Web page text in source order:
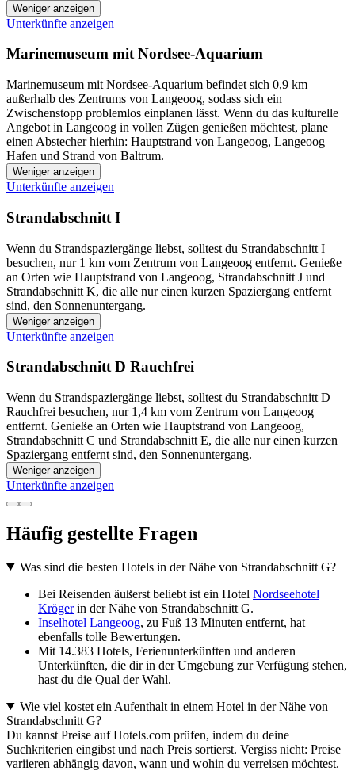
Weniger anzeigen
Unterkünfte anzeigen
Marinemuseum mit Nordsee-Aquarium
Marinemuseum mit Nordsee-Aquarium befindet sich 0,9 km
außerhalb des Zentrums von Langeoog, sodass sich ein
Zwischenstopp problemlos einplanen lässt. Wenn du das kulturelle
Angebot in Langeoog in vollen Zügen genießen möchtest, plane
einen Abstecher hierhin: Hauptstrand von Langeoog, Langeoog
Hafen und Strand von Baltrum.
Weniger anzeigen
Unterkünfte anzeigen
Strandabschnitt I
Wenn du Strandspaziergänge liebst, solltest du Strandabschnitt I
besuchen, nur 1 km vom Zentrum von Langeoog entfernt. Genieße
an Orten wie Hauptstrand von Langeoog, Strandabschnitt J und
Strandabschnitt K, die alle nur einen kurzen Spaziergang entfernt
sind, den Sonnenuntergang.
Weniger anzeigen
Unterkünfte anzeigen
Strandabschnitt D Rauchfrei
Wenn du Strandspaziergänge liebst, solltest du Strandabschnitt D
Rauchfrei besuchen, nur 1,4 km vom Zentrum von Langeoog
entfernt. Genieße an Orten wie Hauptstrand von Langeoog,
Strandabschnitt C und Strandabschnitt E, die alle nur einen kurzen
Spaziergang entfernt sind, den Sonnenuntergang.
Weniger anzeigen
Unterkünfte anzeigen
Häufig gestellte Fragen
Was sind die besten Hotels in der Nähe von Strandabschnitt G?
Bei Reisenden äußerst beliebt ist ein Hotel Nordseehotel
Krögerin der Nähe von Strandabschnitt G.
Inselhotel Langeoog, zu Fuß 13 Minuten entfernt, hat
ebenfalls tolle Bewertungen.
Mit 14.383 Hotels, Ferienunterkünften und anderen
Unterkünften, die dir in der Umgebung zur Verfügung stehen,
hast du die Qual der Wahl.
Wie viel kostet ein Aufenthalt in einem Hotel in der Nähe von
Strandabschnitt G?
Du kannst Preise auf Hotels.com prüfen, indem du deine
Suchkriterien eingibst und nach Preis sortierst. Vergiss nicht: Preise
variieren abhängig davon, wann und wohin du verreisen möchtest.